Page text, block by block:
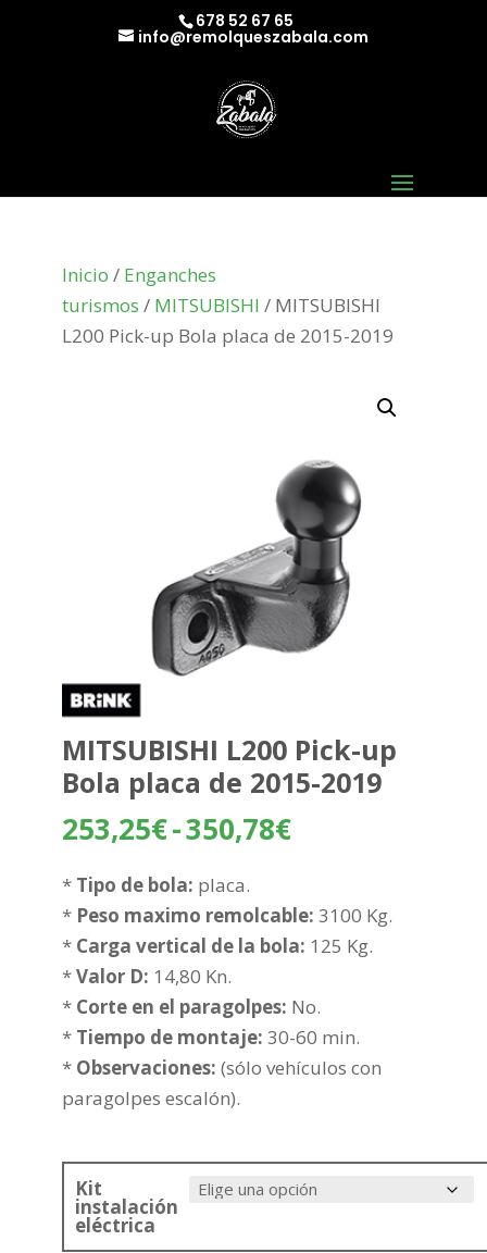
678 52 67 65
info@remolqueszabala.com
Inicio / Enganches
turismos / MITSUBISHI / MITSUBISHI
L200 Pick-up Bola placa de 2015-2019
MITSUBISHI L200 Pick-up
Bola placa de 2015-2019
253,25€-350,78€Rango
desde
253,25€
350,78€
* Tipo de bola: placa.
* Peso maximo remolcable: 3100 Kg.
* Carga vertical de la bola: 125 Kg.
*Valor D: 14,80 Kn.
* Corte en el paragolpes: No.
* Tiempo de montaje: 30-60 min.
* Observaciones: (sólo vehículos con
paragolpes escalón).
Kit
instalación
eléctrica